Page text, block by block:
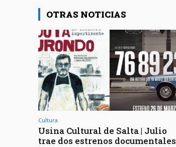
OTRAS NOTICIAS
Cultura
Usina Cultural de Salta | Julio
trae dos estrenos documentales